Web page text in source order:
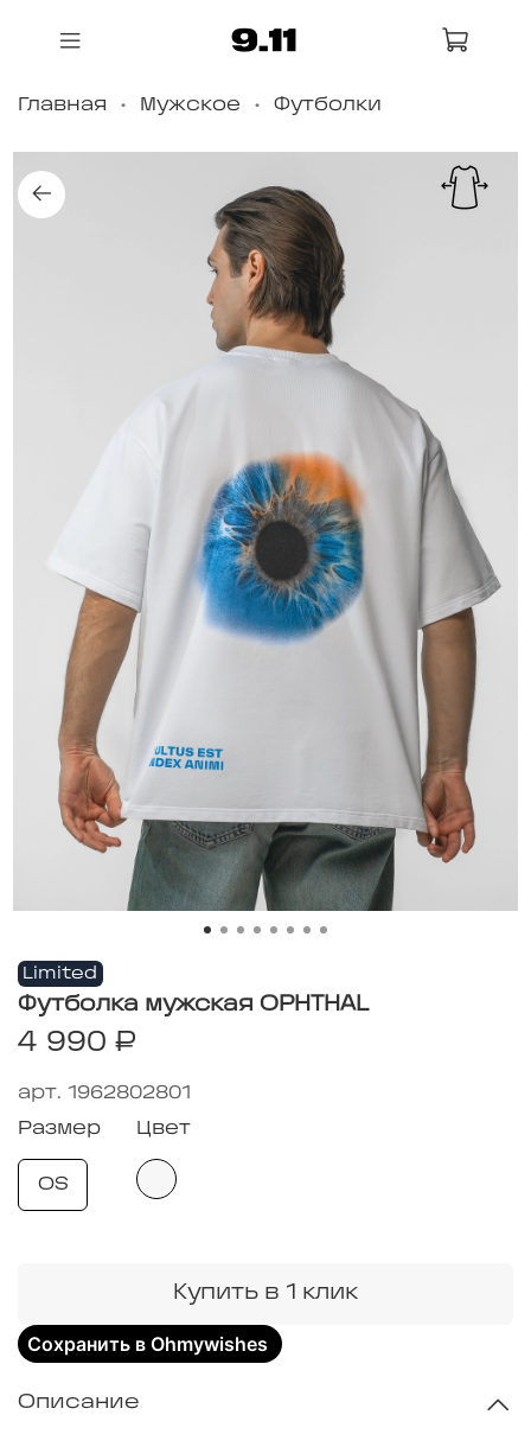
Главная Мужское Футболки
Limited
арт. 1962802801
Футболка мужская OPHTHAL
4 990 ₽
Купить в 1 клик
Сохранить в Ohmywishes
Размер
OS
Цвет
Описание